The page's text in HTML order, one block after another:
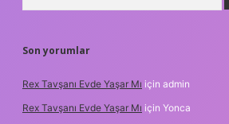
Son yorumlar
Rex Tavşanı Evde Yaşar Mı için admin
Rex Tavşanı Evde Yaşar Mı için Yonca